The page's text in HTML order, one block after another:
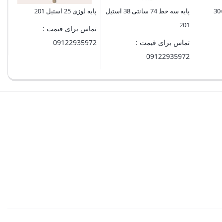
پایه سه خط 74 سانتی 38 استیل
201
تماس برای قیمت :
09122935972
پایه لوزی 25 استیل 201
تماس برای قیمت :
09122935972